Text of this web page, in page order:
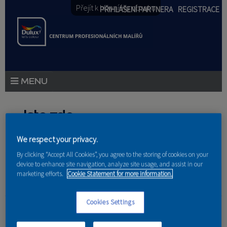
Přejít k hlavnímu obsahu
PŘIHLÁŠENÍ PARTNERA REGISTRACE
AKCE A NOVINKY
Jste zde
Domů»Partneri
Klientské změny s.r.o.
We respect your privacy.
By clicking “Accept All Cookies”, you agree to the storing of cookies on your
device to enhance site navigation, analyze site usage, and assist in our
marketing efforts. Cookie Statement for more information.
Cookies Settings